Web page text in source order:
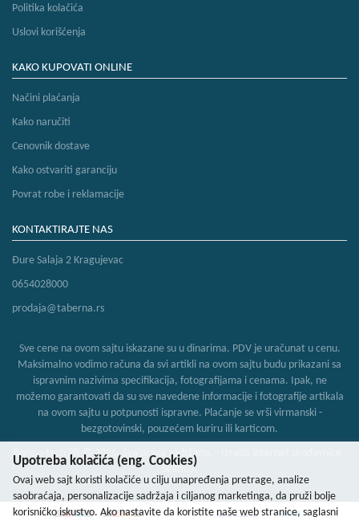
Politika kolačića
Uslovi korišćenja
KAKO KUPOVATI ONLINE
Načini plaćanja
Kako naručiti
Cenovnik dostave
Kako ostvariti garanciju
Povrat robe i reklamacije
KONTAKTIRAJTE NAS
Đure Salaja 2 Kragujevac
0654028000
prodaja@taberna.rs
Sve cene na ovom sajtu iskazane su u dinarima. PDV je uračunat u cenu.
Maksimalno vodimo računa da svi artikli na ovom sajtu budu prikazani sa
ispravnim nazivima specifikacija, fotografijama i cenama. Ipak, ne
možemo garantovati da su sve navedene informacije i fotografije artikala
na ovom sajtu u potpunosti ispravne. Plaćanje se vrši virmanski -
bezgotovinski, pouzećem kuriru ili karticom.
Borsso-tech PR © 2026. Sva prava zadržana. -
Selltico.
Upotreba kolačića (eng. Cookies)
Ovaj web sajt koristi kolačiće u cilju unapređenja pretrage, analize
saobraćaja, personalizacije sadržaja i ciljanog marketinga, da pruži bolje
korisničko iskustvo. Ako nastavite da koristite naše web stranice, saglasni